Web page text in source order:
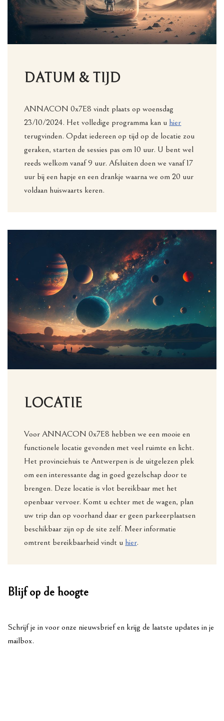
DATUM & TIJD
ANNACON 0x7E8 vindt plaats op woensdag
23/10/2024. Het volledige programma kan u hier
terugvinden. Opdat iedereen op tijd op de locatie zou
geraken, starten de sessies pas om 10 uur. U bent wel
reeds welkom vanaf 9 uur. Afsluiten doen we vanaf 17
uur bij een hapje en een drankje waarna we om 20 uur
voldaan huiswaarts keren.
LOCATIE
Voor ANNACON 0x7E8 hebben we een mooie en
functionele locatie gevonden met veel ruimte en licht.
Het provinciehuis te Antwerpen is de uitgelezen plek
om een interessante dag in goed gezelschap door te
brengen. Deze locatie is vlot bereikbaar met het
openbaar vervoer. Komt u echter met de wagen, plan
uw trip dan op voorhand daar er geen parkeerplaatsen
beschikbaar zijn op de site zelf. Meer informatie
omtrent bereikbaarheid vindt u hier.
Blijf op de hoogte
Schrijf je in voor onze nieuwsbrief en krijg de laatste updates in je
mailbox.